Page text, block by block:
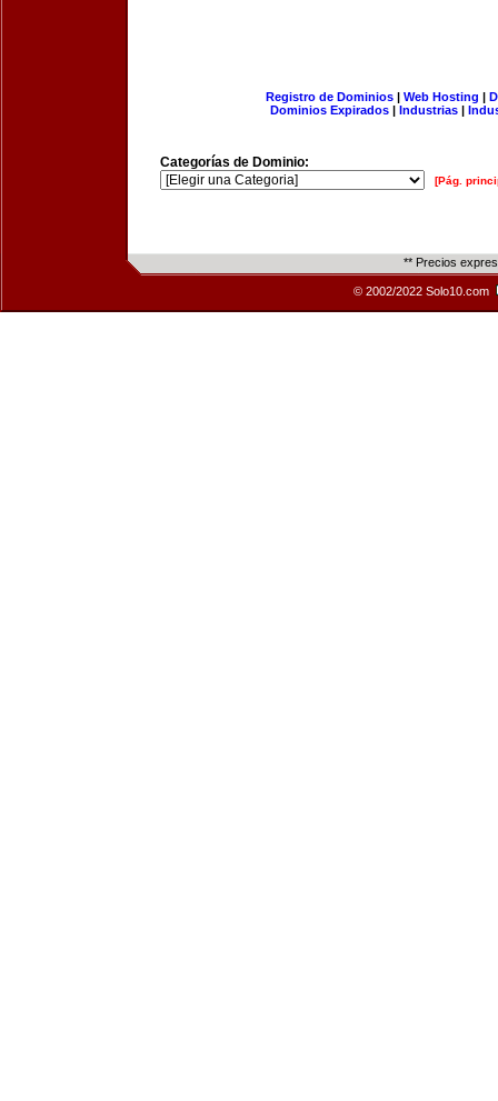
Registro de Dominios| Web Hosting |
Dominios Expirados | Industrias |
Categorías de Dominio:
[Pág.
** Precios
© 2002/2022 Solo10.com